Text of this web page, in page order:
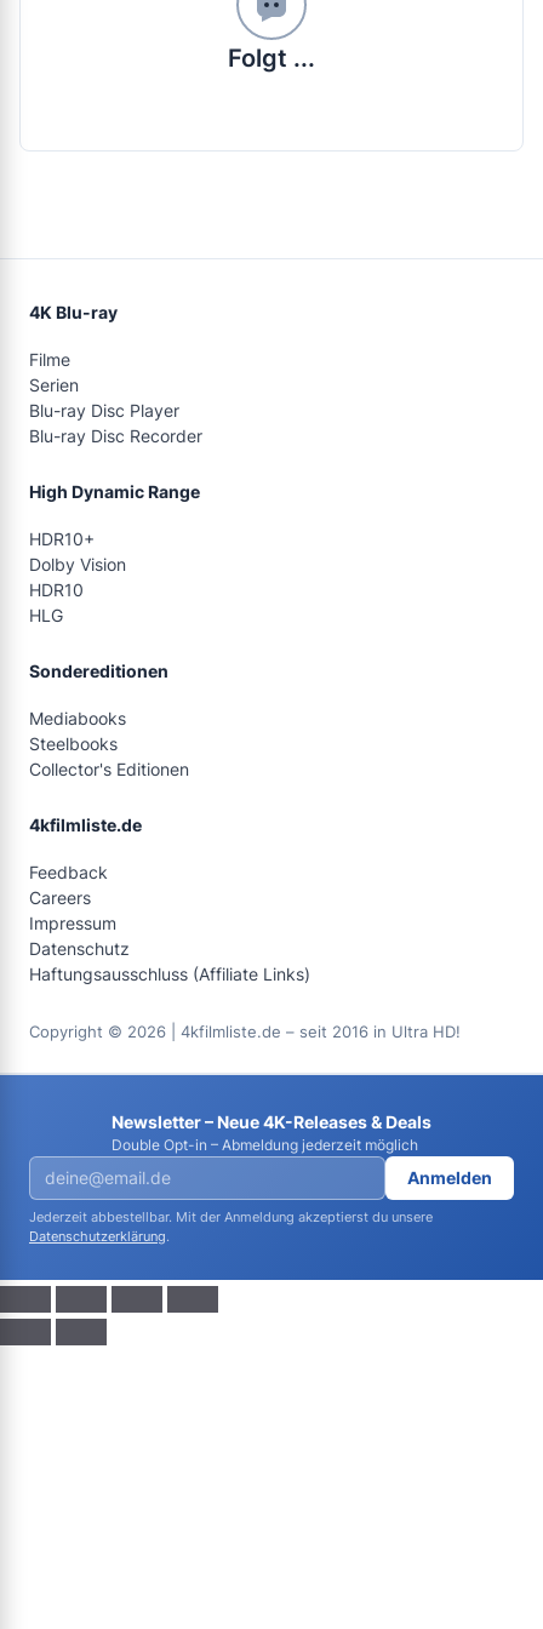
Folgt ...
4K Blu-ray
Filme
Serien
Blu-ray Disc Player
Blu-ray Disc Recorder
High Dynamic Range
HDR10+
Dolby Vision
HDR10
HLG
Sondereditionen
Mediabooks
Steelbooks
Collector's Editionen
4kfilmliste.de
Feedback
Careers
Impressum
Datenschutz
Haftungsausschluss (Affiliate Links)
Copyright © 2026 | 4kfilmliste.de – seit 2016 in Ultra HD!
Newsletter – Neue 4K-Releases & Deals
Double Opt-in – Abmeldung jederzeit möglich
Anmelden
Jederzeit abbestellbar. Mit der Anmeldung akzeptierst du unsere
Datenschutzerklärung.